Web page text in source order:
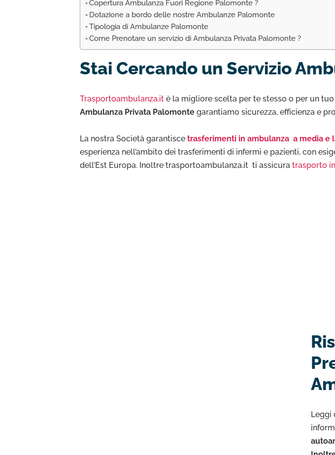
Copertura Ambulanza Fuori Regione Palomonte ?
Dotazione a bordo delle nostre Ambulanze Palomonte
Tipologia di Ambulanze Palomonte
Come Prenotare un servizio di Ambulanza Privata Palomonte ?
Stai Cercando un Servizio
Trasportoambulanza.it è la migliore scelta per te stesso o per un
Ambulanza Privata Palomonte garantiamo sicurezza, efficienza e
La nostra Società garantisce trasferimenti in ambulanza a media e
esperienza nell’ambito dei trasferimenti di infermi e pazienti, con
dell’Est Europa. Inoltre trasportoambulanza.it ti assicura trasporto
Leggi